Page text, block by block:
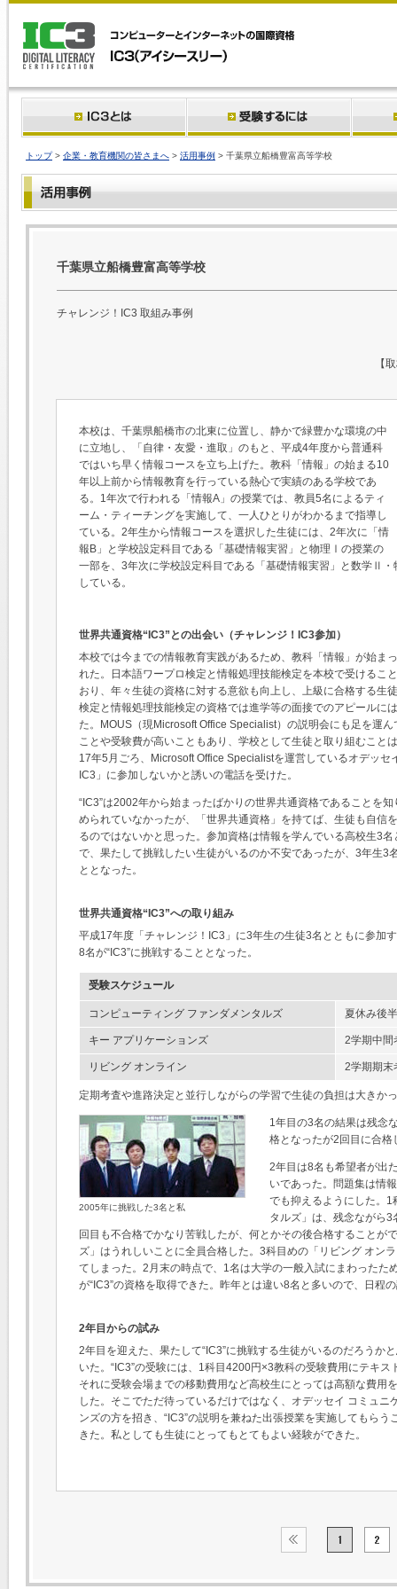
トップ> 企業・教育機関の皆さまへ > 活用事例 > 千葉県立船橋豊富高等学校
千葉県立船橋豊富高等学校
チャレンジ！IC3 取組み事例
【
本校は、千葉県船橋市の北東に位置し、静かで緑豊かな環境の中
に立地し、「自律・友愛・進取」のもと、平成4年度から普通科
ではいち早く情報コースを立ち上げた。教科「情報」の始まる10
年以上前から情報教育を行っている熱心で実績のある学校であ
る。1年次で行われる「情報A」の授業では、教員5名によるティ
ーム・ティーチングを実施して、一人ひとりがわかるまで指導し
ている。2年生から情報コースを選択した生徒には、2年次に「情
報B」と学校設定科目である「基礎情報実習」と物理Ⅰの授業の
一部を、3年次に学校設定科目である「基礎情報実習」と数学Ⅱ
している。
世界共通資格“IC3”との出会い（チャレンジ！IC3参加）
本校では今までの情報教育実践があるため、教科「情報」が始ま
れた。日本語ワープロ検定と情報処理技能検定を本校で受けるこ
おり、年々生徒の資格に対する意欲も向上し、上級に合格する生
検定と情報処理技能検定の資格では進学等の面接でのアピールに
た。MOUS（現Microsoft Office Specialist）の説明会にも足を運
ことや受験費が高いこともあり、学校として生徒と取り組むこと
17年5月ごろ、Microsoft Office Specialistを運営しているオデッ
IC3」に参加しないかと誘いの電話を受けた。
“IC3”は2002年から始まったばかりの世界共通資格であることを
められていなかったが、「世界共通資格」を持てば、生徒も自信
るのではないかと思った。参加資格は情報を学んでいる高校生3
で、果たして挑戦したい生徒がいるのか不安であったが、3年生3
ととなった。
世界共通資格“IC3”への取り組み
平成17年度「チャレンジ！IC3」に3年生の生徒3名とともに参加
8名が“IC3”に挑戦することとなった。
受験スケジュール
コンピューティング ファンダメンタルズ 夏休み後半
キー アプリケーションズ 2学期中間
リビング オンライン 2学期期末
定期考査や進路決定と並行しながらの学習で生徒の負担は大きか
2005年に挑戦した3名と私
1年目の3名の結果は残念
格となったが2回目に合
2年目は8名も希望者が出
いであった。問題集は情
でも抑えるようにした。1
タルズ」は、残念ながら
回目も不合格でかなり苦戦したが、何とかその後合格することが
ズ」はうれしいことに全員合格した。3科目めの「リビング オン
てしまった。2月末の時点で、1名は大学の一般入試にまわったた
が“IC3”の資格を取得できた。昨年とは違い8名と多いので、日程
2年目からの試み
2年目を迎えた、果たして“IC3”に挑戦する生徒がいるのだろうか
いた。“IC3”の受験には、1科目4200円×3教科の受験費用にテキス
それに受験会場までの移動費用など高校生にとっては高額な費用
した。そこでただ待っているだけではなく、オデッセイ コミュニ
ンズの方を招き、“IC3”の説明を兼ねた出張授業を実施してもらう
きた。私としても生徒にとってもとてもよい経験ができた。